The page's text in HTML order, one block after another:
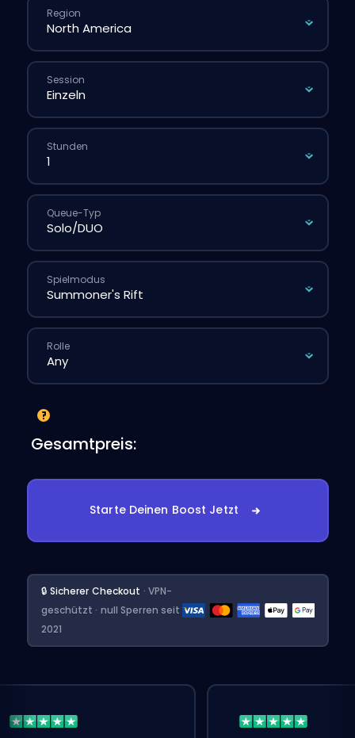
Region
Session
Stunden
Queue-Typ
Spielmodus
Rolle
Gesamtpreis:
Starte Deinen Boost Jetzt
🔒 Sicherer Checkout · VPN-
geschützt · null Sperren seit
2021